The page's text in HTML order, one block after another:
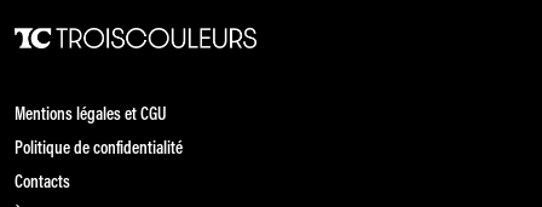
Mentions légales et CGU
Politique de confidentialité
Contacts